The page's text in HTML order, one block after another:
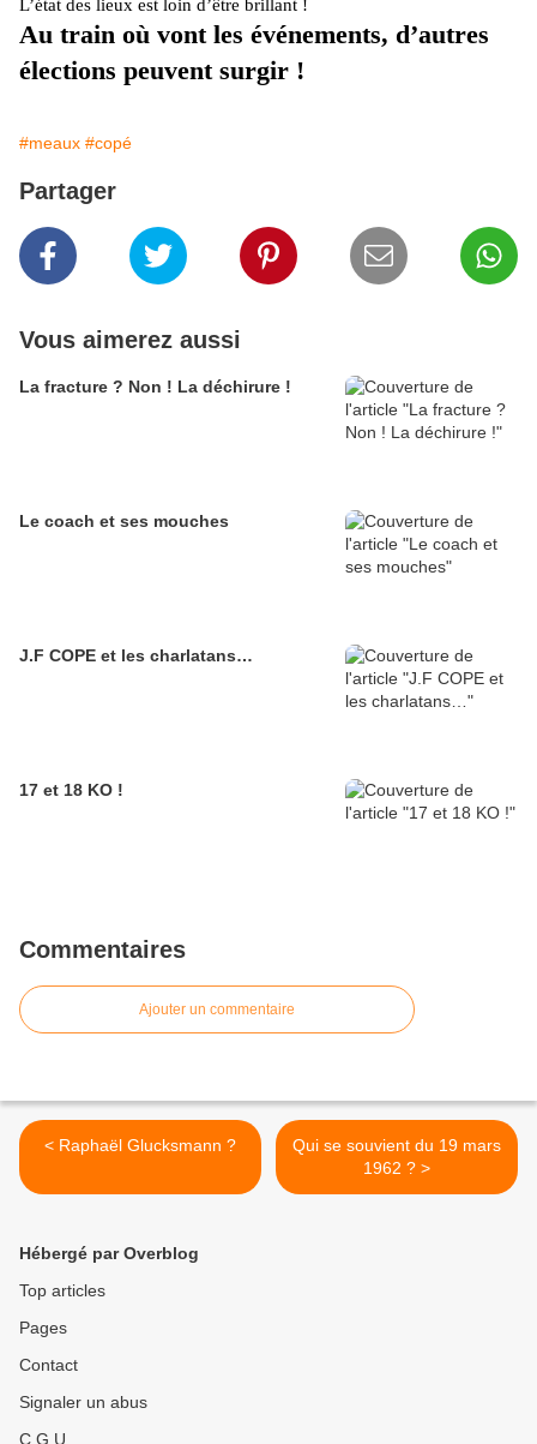
L’état des lieux est loin d’être brillant !
Au train où vont les événements, d’autres
élections peuvent surgir !
#meaux #copé
Partager
Vous aimerez aussi
La fracture ? Non ! La déchirure !
Le coach et ses mouches
J.F COPE et les charlatans…
17 et 18 KO !
Commentaires
Ajouter un commentaire
< Raphaël Glucksmann ?
Qui se souvient du 19 mars
1962 ? >
Hébergé par Overblog
Top articles
Pages
Contact
Signaler un abus
C.G.U.